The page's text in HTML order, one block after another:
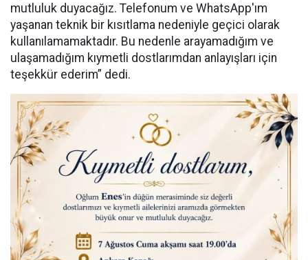
mutluluk duyacağız. Telefonum ve WhatsApp'ım
yaşanan teknik bir kısıtlama nedeniyle geçici olarak
kullanılamamaktadır. Bu nedenle arayamadığım ve
ulaşamadığım kıymetli dostlarımdan anlayışları için
teşekkür ederim” dedi.